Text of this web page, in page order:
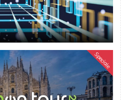
Speciale